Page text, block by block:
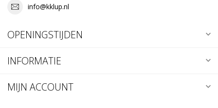
info@kklup.nl
OPENINGSTIJDEN
INFORMATIE
MIJN ACCOUNT